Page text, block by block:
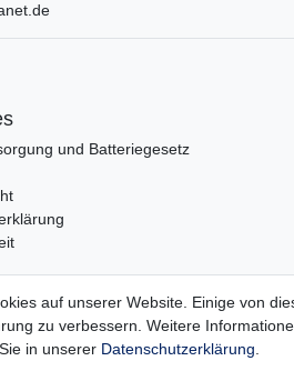
und Batteriegesetz
auf unserer Website. Einige von
zu verbessern. Weitere
in unserer Daten­schutz­erklärung